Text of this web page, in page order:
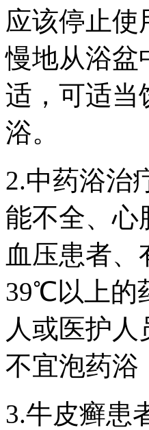
应该停止使
慢地从浴盆
适，可适当
浴。
2.中药浴治
能不全、心
血压患者
39℃以上的
人或医护
不宜泡药浴
3.牛皮癣患